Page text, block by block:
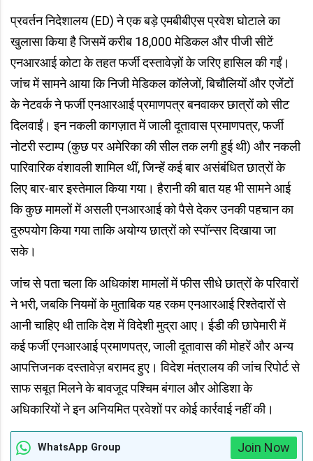
प्रवर्तन निदेशालय (ED) ने एक बड़े एमबीबीएस प्रवेश घोटाले का
खुलासा किया है जिसमें करीब 18,000 मेडिकल और पीजी सीटें
एनआरआई कोटा के तहत फर्जी दस्तावेज़ों के जरिए हासिल की गईं।
जांच में सामने आया कि निजी मेडिकल कॉलेजों, बिचौलियों और एजेंटों
के नेटवर्क ने फर्जी एनआरआई प्रमाणपत्र बनवाकर छात्रों को सीट
दिलवाईं। इन नकली कागज़ात में जाली दूतावास प्रमाणपत्र, फर्जी
नोटरी स्टाम्प (कुछ पर अमेरिका की सील तक लगी हुई थी) और नकली
पारिवारिक वंशावली शामिल थीं, जिन्हें कई बार असंबंधित छात्रों के
लिए बार-बार इस्तेमाल किया गया। हैरानी की बात यह भी सामने आई
कि कुछ मामलों में असली एनआरआई को पैसे देकर उनकी पहचान का
दुरुपयोग किया गया ताकि अयोग्य छात्रों को स्पॉन्सर दिखाया जा
सके।
जांच से पता चला कि अधिकांश मामलों में फीस सीधे छात्रों के परिवारों
ने भरी, जबकि नियमों के मुताबिक यह रकम एनआरआई रिश्तेदारों से
आनी चाहिए थी ताकि देश में विदेशी मुद्रा आए। ईडी की छापेमारी में
कई फर्जी एनआरआई प्रमाणपत्र, जाली दूतावास की मोहरें और अन्य
आपत्तिजनक दस्तावेज़ बरामद हुए। विदेश मंत्रालय की जांच रिपोर्ट से
साफ सबूत मिलने के बावजूद पश्चिम बंगाल और ओडिशा के
अधिकारियों ने इन अनियमित प्रवेशों पर कोई कार्रवाई नहीं की।
WhatsApp Group Join Now